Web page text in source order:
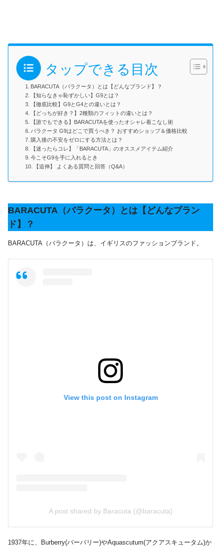
タップできる目次
BARACUTA（バラクータ）とは【どんなブランド】？
【知らなきゃ恥ずかしい】G9とは？
【徹底比較】G9とG4との違いとは？
【どっちが好き？】2種類のフィットの違いとは？
【誰でもできる】BARACUTAを使ったオシャレ着こなし術
バラクータ G9はどこで買うべき？ おすすめショップ＆価格比較
購入後の不安をゼロにする方法とは？
【迷ったらコレ】「BARACUTA」のオススメアイテム紹介
今こそG9を手に入れるとき
【追伸】 よくある質問と回答（Q&A）
BARACUTA（バラクータ）とは【どんなブラン
ド】？
BARACUTA（バラクータ）は、イギリスのファッションブランド。
View this post on Instagram
A post shared by Baracuta (@baracuta)
1937年に、Burberry(バーバリー)やAquascutum(アクアスキュータム)か